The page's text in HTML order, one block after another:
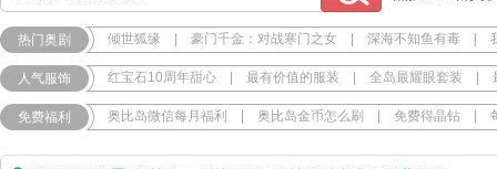
热门奥剧 倾世狐缘 豪门千金：对战寒门之女 深海不知鱼有毒
人气服饰 红宝石10周年甜心 最有价值的服装 全岛最耀眼套装
免费福利 奥比岛微信每月福利 奥比岛金币怎么刷 免费得晶钻